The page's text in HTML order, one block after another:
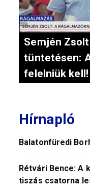
Semjén
tüntetésen:
felelniük kell!
Hírnapló
Balatonfüredi
Rétvári Bence: A
tiszás csatorna